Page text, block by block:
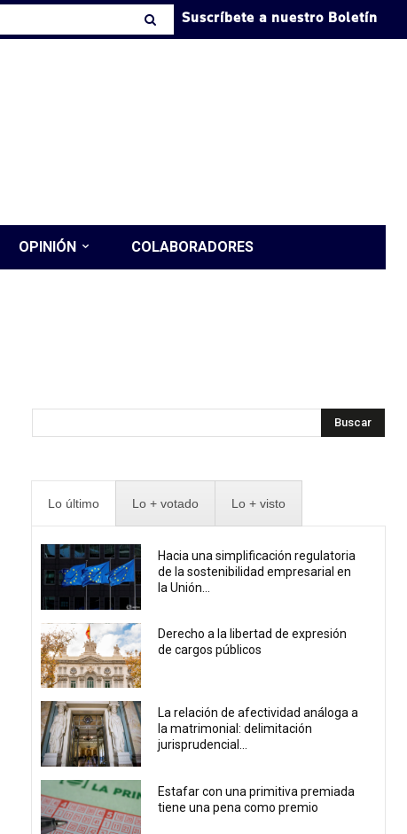
Suscríbete a nuestro Boletín
OPINIÓN COLABORADORES
Buscar
Lo último Lo + votado Lo + visto
Hacia una simplificación regulatoria
de la sostenibilidad empresarial en
la Unión...
Derecho a la libertad de expresión
de cargos públicos
La relación de afectividad análoga a
la matrimonial: delimitación
jurisprudencial...
Estafar con una primitiva premiada
tiene una pena como premio